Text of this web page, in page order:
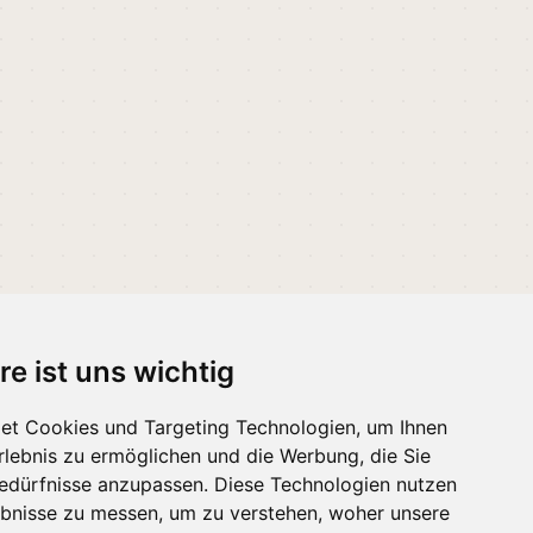
ist uns wichtig
Cookies und Targeting Technologien, um Ihnen
zu ermöglichen und die Werbung, die Sie
anzupassen. Diese Technologien nutzen
zu messen, um zu verstehen, woher unsere
melden·Erinnerungen